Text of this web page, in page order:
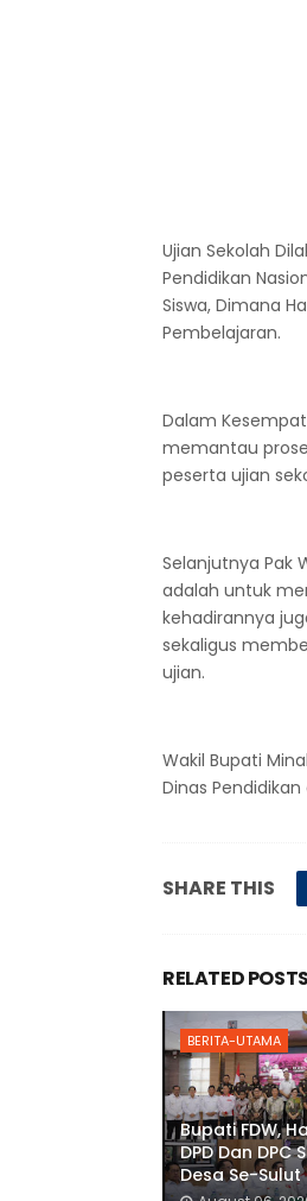
Ujian Sekolah
Pendidikan
Siswa, Dimana
Pembelajaran.
Dalam
memantau
peserta ujian
Selanjutnya Pak
adalah untuk
kehadirannya
sekaligus
ujian.
Wakil Bupati
Dinas
SHARE THIS
RELATED POSTS
BERITA-UTAMA
Bupati FDW,
DPD Dan DPC
Desa Se-Sulut